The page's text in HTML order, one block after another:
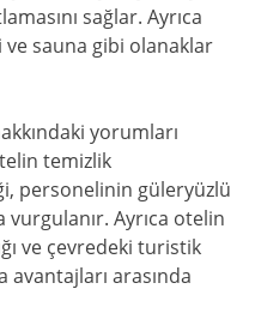
sağlar. Ayrıca
sauna gibi olanaklar
yorumları
temizlik
personelinin güleryüzlü
vurgulanır. Ayrıca otelin
ve çevredeki turistik
avantajları arasında